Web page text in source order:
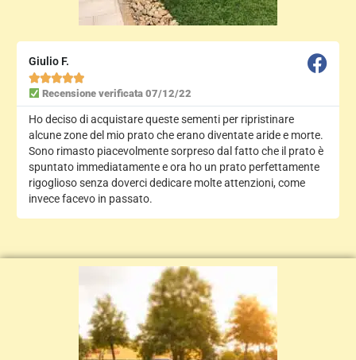
Giulio F.

Recensione verificata 07/12/22
Ho deciso di acquistare queste sementi per ripristinare
alcune zone del mio prato che erano diventate aride e morte.
Sono rimasto piacevolmente sorpreso dal fatto che il prato è
spuntato immediatamente e ora ho un prato perfettamente
rigoglioso senza doverci dedicare molte attenzioni, come
invece facevo in passato.